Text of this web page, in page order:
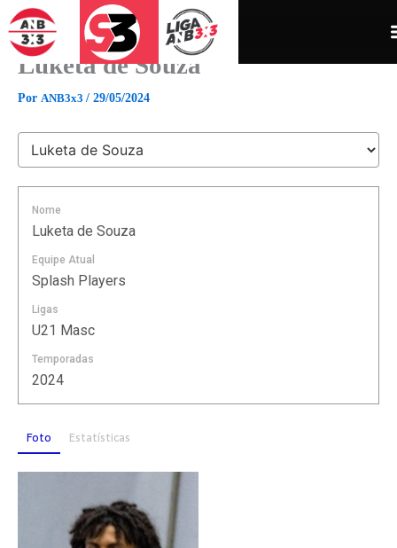
para
conteúdo
Luketa de Souza
Por ANB3x3 / 29/05/2024
Nome
Luketa de Souza
Equipe Atual
Splash Players
Ligas
U21 Masc
Temporadas
2024
Foto Estatísticas